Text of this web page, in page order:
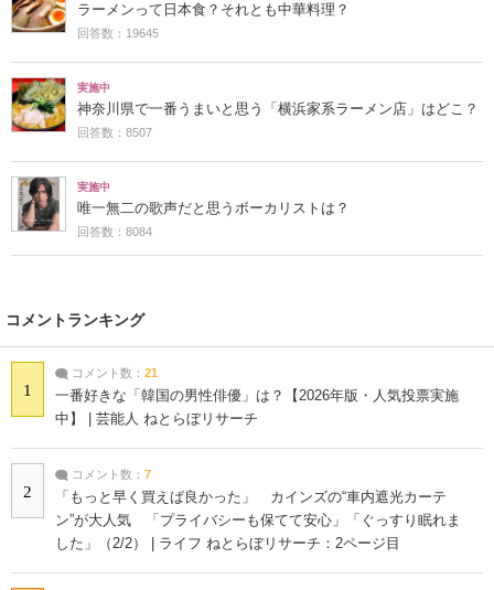
ラーメンって日本食？それとも中華料理？
回答数：19645
実施中
神奈川県で一番うまいと思う「横浜家系ラーメン店」はどこ？
回答数：8507
実施中
唯一無二の歌声だと思うボーカリストは？
回答数：8084
コメントランキング
1
コメント数： 21
一番好きな「韓国の男性俳優」は？【2026年版・人気投票実施
中】 | 芸能人 ねとらぼリサーチ
2
コメント数： 7
「もっと早く買えば良かった」 カインズの“車内遮光カーテ
ン”が大人気 「プライバシーも保てて安心」「ぐっすり眠れま
した」（2/2） | ライフ ねとらぼリサーチ：2ページ目